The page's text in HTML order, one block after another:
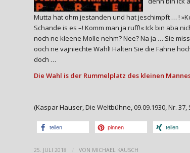
Mutta hat ohm jestanden und hat jeschimpft … !
Schande is es –! Komm man ja ruff!« Ick bin aba
noch ne kleene Molle nehm? Nee? Na ja … Sie
ooch ne vajniechte Wahl! Halten Sie die Fahne
doch …
Die Wahl is der Rummelplatz des kleinen
(Kaspar Hauser, Die Weltbühne, 09.09.1930, Nr. 37,
teilen pinnen teilen
25. JULI 2018 VON MICHAEL KAUSCH